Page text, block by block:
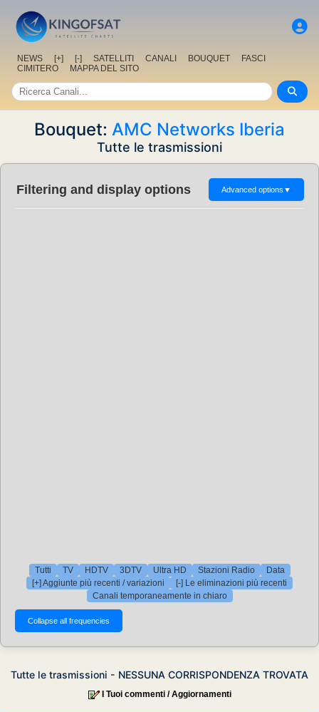
NEWS [+] [-] SATELLITI CANALI BOUQUET
FASCI
CIMITERO
MAPPA DEL SITO
Bouquet: AMC Networks Iberia
Tutte le trasmissioni
Filtering and display options Advanced options ▼
Tutti TV HDTV 3DTV Ultra HD Stazioni Radio
Data
[+] Aggiunte più recenti / variazioni
[-] Le eliminazioni più recenti
Canali temporaneamente in chiaro
Tutte le trasmissioni - NESSUNA CORRISPONDENZA TROVATA
I Tuoi commenti / Aggiornamenti